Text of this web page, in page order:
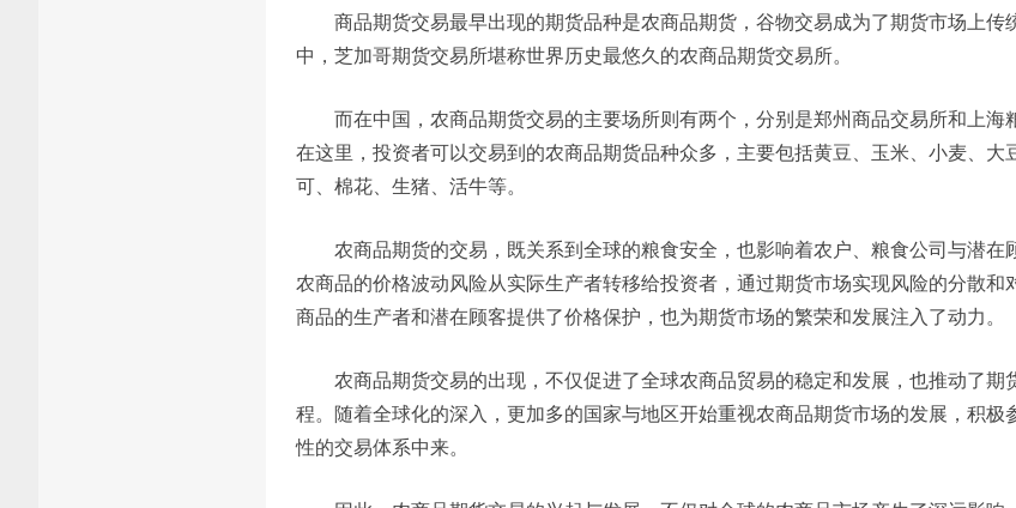
商品期货交易最早出现的期货品种是农商品期货，谷物交易成为了期货市场上传
中，芝加哥期货交易所堪称世界历史最悠久的农商品期货交易所。
而在中国，农商品期货交易的主要场所则有两个，分别是郑州商品交易所和上海
在这里，投资者可以交易到的农商品期货品种众多，主要包括黄豆、玉米、小麦、大
可、棉花、生猪、活牛等。
农商品期货的交易，既关系到全球的粮食安全，也影响着农户、粮食公司与潜在
农商品的价格波动风险从实际生产者转移给投资者，通过期货市场实现风险的分散和
商品的生产者和潜在顾客提供了价格保护，也为期货市场的繁荣和发展注入了动力。
农商品期货交易的出现，不仅促进了全球农商品贸易的稳定和发展，也推动了期
程。随着全球化的深入，更加多的国家与地区开始重视农商品期货市场的发展，积极
性的交易体系中来。